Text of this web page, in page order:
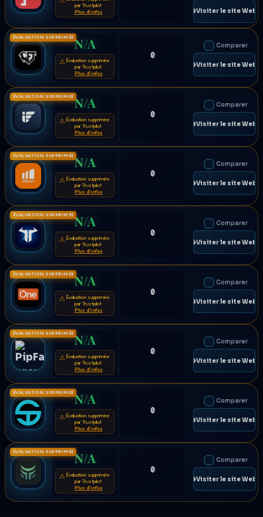
par Trustpilot
Plus d'infos
🌐 Visiter le site Web
ÉVALUATION SUPPRIMÉEN/A
⚠ Évaluation supprimée
par Trustpilot
Plus d'infos
0
Comparer
🌐 Visiter le site Web
ÉVALUATION SUPPRIMÉEN/A
⚠ Évaluation supprimée
par Trustpilot
Plus d'infos
0
Comparer
🌐 Visiter le site Web
ÉVALUATION SUPPRIMÉEN/A
⚠ Évaluation supprimée
par Trustpilot
Plus d'infos
0
Comparer
🌐 Visiter le site Web
ÉVALUATION SUPPRIMÉEN/A
⚠ Évaluation supprimée
par Trustpilot
Plus d'infos
0
Comparer
🌐 Visiter le site Web
ÉVALUATION SUPPRIMÉEN/A
⚠ Évaluation supprimée
par Trustpilot
Plus d'infos
0
Comparer
🌐 Visiter le site Web
ÉVALUATION SUPPRIMÉEN/A
⚠ Évaluation supprimée
par Trustpilot
Plus d'infos
0
Comparer
🌐 Visiter le site Web
ÉVALUATION SUPPRIMÉEN/A
⚠ Évaluation supprimée
par Trustpilot
Plus d'infos
0
Comparer
🌐 Visiter le site Web
ÉVALUATION SUPPRIMÉEN/A
⚠ Évaluation supprimée
par Trustpilot
Plus d'infos
0
Comparer
🌐 Visiter le site Web